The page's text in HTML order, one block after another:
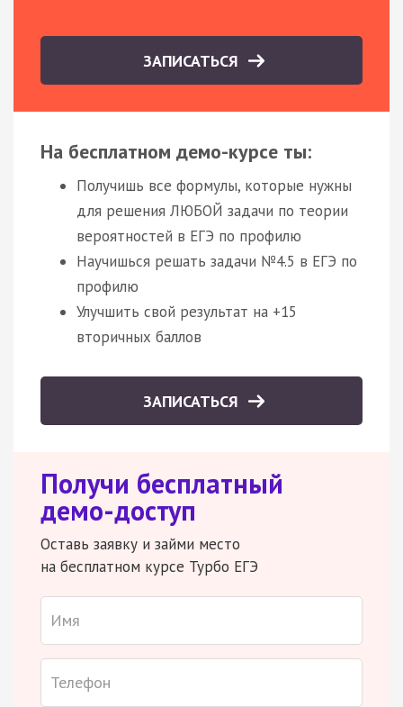
ЗАПИСАТЬСЯ
На бесплатном демо-курсе ты:
Получишь все формулы, которые нужны
для решения ЛЮБОЙ задачи по теории
вероятностей в ЕГЭ по профилю
Научишься решать задачи №4.5 в ЕГЭ по
профилю
Улучшить свой результат на +15
вторичных баллов
ЗАПИСАТЬСЯ
Получи бесплатный
демо-доступ
Оставь заявку и займи место
на бесплатном курсе Турбо ЕГЭ